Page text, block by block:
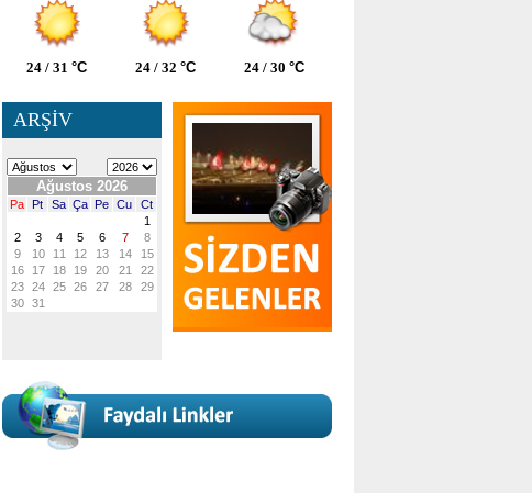
24 / 31 °C 24 / 32 °C 24 / 30 °C
ARŞİV